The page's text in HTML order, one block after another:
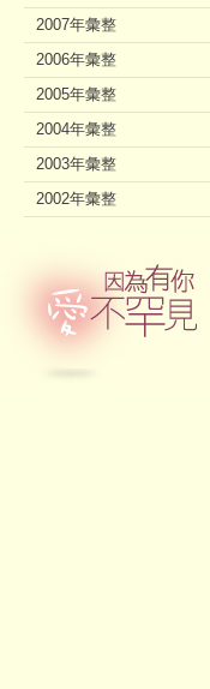
2007年彙整
2006年彙整
2005年彙整
2004年彙整
2003年彙整
2002年彙整